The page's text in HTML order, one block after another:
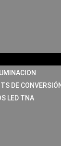
DE
LED TNA